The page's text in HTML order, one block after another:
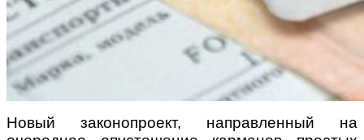
Новый законопроект, направленный на